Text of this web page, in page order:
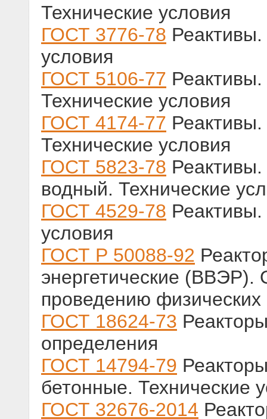
Технические условия
ГОСТ 3776-78
условия
ГОСТ 5106-77
Технические условия
ГОСТ 4174-77
Технические условия
ГОСТ 5823-78
водный. Технические
ГОСТ 4529-78
условия
ГОСТ Р 50088-92
энергетические (ВВЭР).
проведению физических
ГОСТ 18624-73
определения
ГОСТ 14794-79
бетонные. Технические
ГОСТ 32676-2014